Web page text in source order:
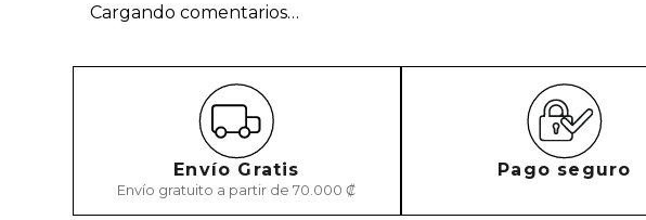
Cargando comentarios…
Envío Gratis
Envío gratuito a partir de 70.000 ₡
Pago seguro